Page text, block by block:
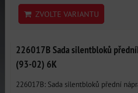
ZVOLTE VARIANTU
226017B Sada silentbloků
(93-02) 6K
226017B: Sada silentbloků přední